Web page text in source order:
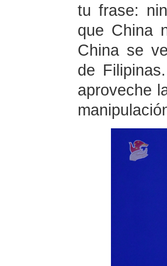
tu frase:
que China
China se
de
aproveche